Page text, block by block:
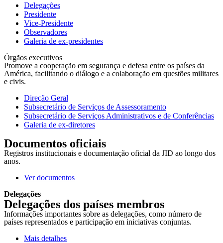
Delegações
Presidente
Vice-Presidente
Observadores
Galeria de ex-presidentes
Órgãos executivos
Promove a cooperação em segurança e defesa entre os países da
América, facilitando o diálogo e a colaboração em questões militares
e civis.
Direção Geral
Subsecretário de Serviços de Assessoramento
Subsecretário de Serviços Administrativos e de Conferências
Galeria de ex-diretores
Documentos oficiais
Registros institucionais e documentação oficial da JID ao longo dos
anos.
Ver documentos
Delegações
Delegações dos países membros
Informações importantes sobre as delegações, como número de
países representados e participação em iniciativas conjuntas.
Mais detalhes